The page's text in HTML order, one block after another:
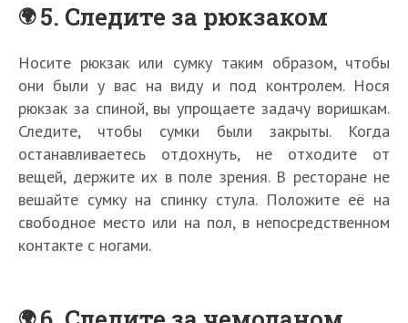
5. Следите за рюкзаком
Носите рюкзак или сумку таким образом, чтобы
они были у вас на виду и под контролем. Нося
рюкзак за спиной, вы упрощаете задачу воришкам.
Следите, чтобы сумки были закрыты. Когда
останавливаетесь отдохнуть, не отходите от
вещей, держите их в поле зрения. В ресторане не
вешайте сумку на спинку стула. Положите её на
свободное место или на пол, в непосредственном
контакте с ногами.